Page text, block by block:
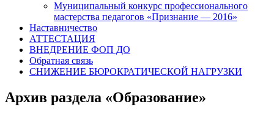
Муниципальный конкурс профессионального
мастерства педагогов «Признание — 2016»
Наставничество
АТТЕСТАЦИЯ
ВНЕДРЕНИЕ ФОП ДО
Обратная связь
СНИЖЕНИЕ БЮРОКРАТИЧЕСКОЙ НАГРУЗКИ
Архив раздела «Образование»